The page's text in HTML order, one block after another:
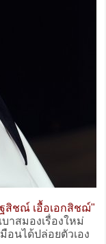
สิชณ์ เอื้อเอกสิชฌ์"
าสมองเรื่องใหม่
อนได้ปล่อยตัวเอง